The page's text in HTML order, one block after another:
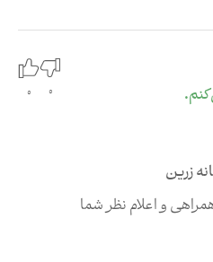
0
0
زرین
و اعلام نظر شما